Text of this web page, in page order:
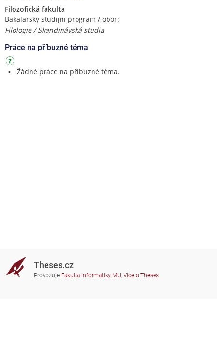
Filozofická fakulta
Bakalářský studijní program / obor:
Filologie / Skandinávská studia
Práce na příbuzné téma
Žádné práce na příbuzné téma.
Theses.cz
Provozuje Fakulta informatiky MU, Více o Theses